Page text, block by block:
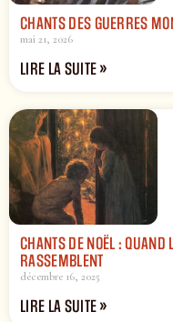
CHANTS DES GUERRES
mai 21, 2026
LIRE LA SUITE »
CHANTS DE NOËL : QUAND
RASSEMBLENT
décembre 16, 2025
LIRE LA SUITE »